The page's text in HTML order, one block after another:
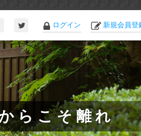
ログイン 新規会員登
らこそ離れ